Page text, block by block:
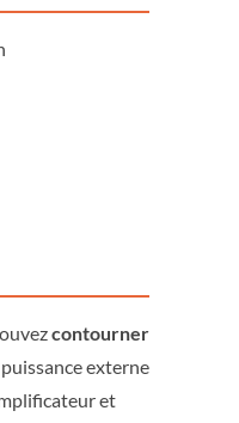
contourner
externe
et